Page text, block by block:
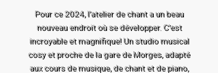
Pour ce 2024, l’atelier de chant a un beau
nouveau endroit où se développer. C’est
incroyable et magnifique! Un studio musical
cosy et proche de la gare de Morges, adapté
aux cours de musique, de chant et de piano,